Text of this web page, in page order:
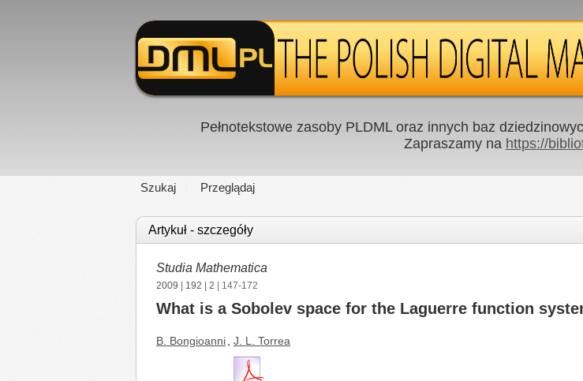
Pełnotekstowe zasoby PLDML oraz innych baz
Zapraszamy na https://
Szukaj Przeglądaj
Artykuł - szczegóły
Studia Mathematica
2009 192 2 | 147-172
What is a Sobolev space for the Laguerre function
B. Bongioanni J. L. Torrea